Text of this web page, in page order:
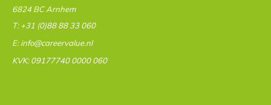
6824 BC Arnhem
T: +31 (0)88 88 33 060
E: info@careervalue.nl
KVK: 09177740 0000 060